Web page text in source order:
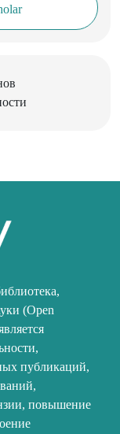
(Open
публикаций,
повышение